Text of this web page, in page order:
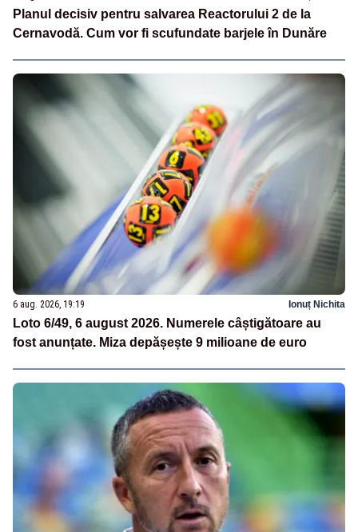
Planul decisiv pentru salvarea Reactorului 2 de la
Cernavodă. Cum vor fi scufundate barjele în Dunăre
6 aug. 2026, 19:19 Ionuț Nichita
Loto 6/49, 6 august 2026. Numerele câștigătoare au
fost anunțate. Miza depășește 9 milioane de euro